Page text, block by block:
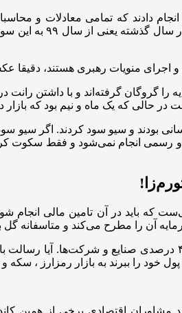
دادند که تمامی معادلات و
می‌دهند، دفاع می‌کنند و حتی
اجرای منویات رهبری هستند، دقیقا
گروگان گرفته‌اند و با داشتن
در حالی که یک ماه و نیم بود که
چرا از اردیبهشت ۱۴۰۲ تا کنون، هیچ اظهار نظر روشن و
که باید در آن تامین مالی انجام
آن را مطرح می‌کند و متاسفانه گل
عمیدی اظهار کرد: «بازار سرمایه متاسفانه تنها به محل تامین مالی دولت
خود را ببرند به بازار رمزارز ،
الآن شده‌اند مشاوران اقتصادی برخی